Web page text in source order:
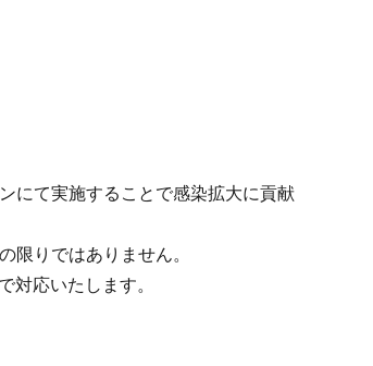
にて実施することで感染拡大に貢献
限りではありません。
対応いたします。